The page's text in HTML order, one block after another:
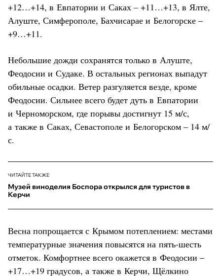
+12…+14, в Евпатории и Саках – +11…+13, в Ялте,
Алуште, Симферополе, Бахчисарае и Белогорске –
+9…+11.
Небольшие дожди сохранятся только в Алуште,
Феодосии и Судаке. В остальных регионах выпадут
обильные осадки. Ветер разгуляется везде, кроме
Феодосии. Сильнее всего будет дуть в Евпатории
и Черноморском, где порывы достигнут 15 м/с,
а также в Саках, Севастополе и Белогорском – 14 м/
с.
ЧИТАЙТЕ ТАКЖЕ
Музей виноделия Боспора открылся для туристов в
Керчи
Весна попрощается с Крымом потеплением: местами
температурные значения повысятся на пять-шесть
отметок. Комфортнее всего окажется в Феодосии –
+17…+19 градусов, а также в Керчи, Щёлкино